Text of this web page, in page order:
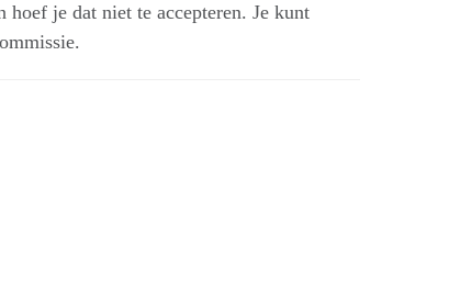
je dat niet te accepteren. Je kunt